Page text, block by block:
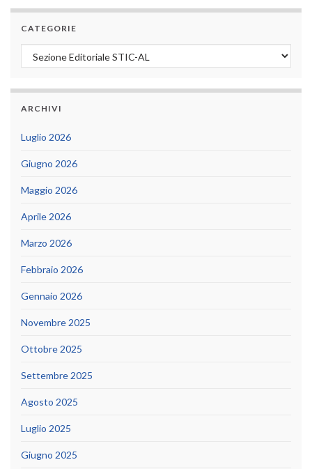
CATEGORIE
Categorie
ARCHIVI
Luglio 2026
Giugno 2026
Maggio 2026
Aprile 2026
Marzo 2026
Febbraio 2026
Gennaio 2026
Novembre 2025
Ottobre 2025
Settembre 2025
Agosto 2025
Luglio 2025
Giugno 2025